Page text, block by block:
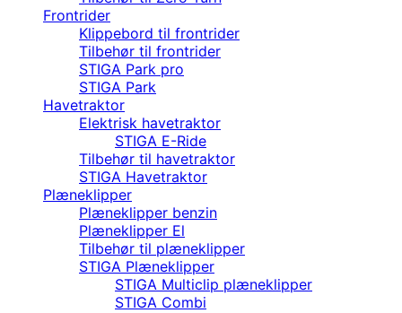
Frontrider
Klippebord til frontrider
Tilbehør til frontrider
STIGA Park pro
STIGA Park
Havetraktor
Elektrisk havetraktor
STIGA E-Ride
Tilbehør til havetraktor
STIGA Havetraktor
Plæneklipper
Plæneklipper benzin
Plæneklipper El
Tilbehør til plæneklipper
STIGA Plæneklipper
STIGA Multiclip plæneklipper
STIGA Combi